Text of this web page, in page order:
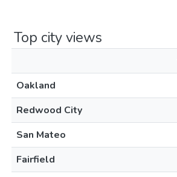
Top city views
Oakland
Redwood City
San Mateo
Fairfield